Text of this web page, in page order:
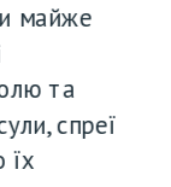
майже
та
спреї
їх